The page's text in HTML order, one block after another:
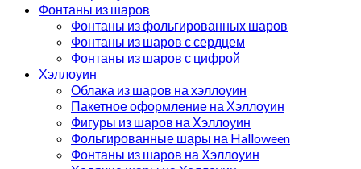
Фонтаны из шаров
Фонтаны из фольгированных шаров
Фонтаны из шаров с сердцем
Фонтаны из шаров с цифрой
Хэллоуин
Облака из шаров на хэллоуин
Пакетное оформление на Хэллоуин
Фигуры из шаров на Хэллоуин
Фольгированные шары на Halloween
Фонтаны из шаров на Хэллоуин